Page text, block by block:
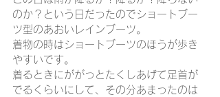
のか？という日だったのでショートブー
ツ型のあおいレインブーツ。
着物の時はショートブーツのほうが歩き
やすいです。
着るときにががっとたくしあげて足首が
でるくらいにして、その分あまったのは